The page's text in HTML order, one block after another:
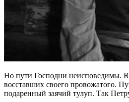
Но пути Господни неисповедимы.
восставших своего провожатого.
подаренный заячий тулуп. Так